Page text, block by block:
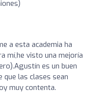
a esta academia ha
mí,he visto una mejoría
es un buen
que las clases sean
muy contenta.